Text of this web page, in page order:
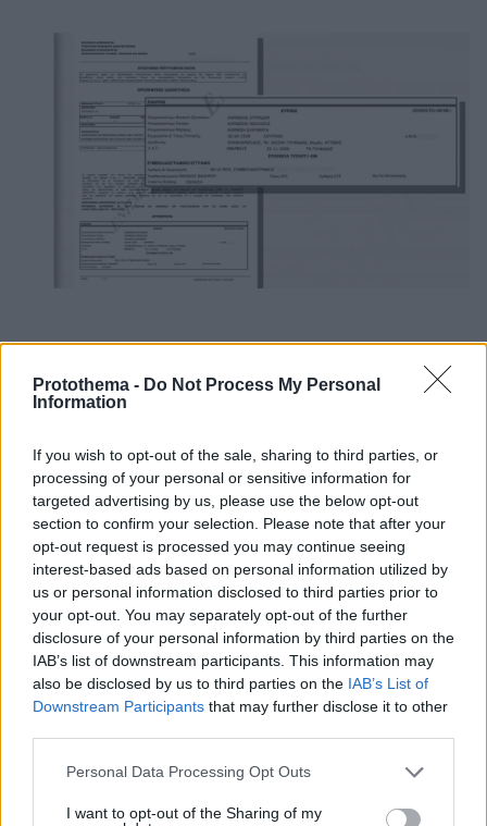
Protothema - Do Not Process My Personal
Information
If you wish to opt-out of the sale, sharing to third parties, or
processing of your personal or sensitive information for
targeted advertising by us, please use the below opt-out
section to confirm your selection. Please note that after your
opt-out request is processed you may continue seeing
interest-based ads based on personal information utilized by
us or personal information disclosed to third parties prior to
your opt-out. You may separately opt-out of the further
disclosure of your personal information by third parties on the
IAB’s list of downstream participants. This information may
also be disclosed by us to third parties on the IAB’s List of
Downstream Participants that may further disclose it to other
Please note that this website/app uses one or more Google
not limited to your visit or usage behaviour. You may click to
Personal Data Processing Opt Outs
I want to opt-out of the Sharing of my
ΗΕΛ.ΑΣαναμένει στοιχεία από την άρση
απορρήτου, που θα δείξουν με ποιους μίλησε ο
συζήτησε.
Όσον αφορά στην κοντόκαννη καραμπίνα που
χρησιμοποίησε και το πιστόλι, εκτιμάται ότι
ήταν αρκετά παλιά και θεωρούν ότι υπήρχαν
στο σπίτι που ήταν επιστάτης στους Πεταλιούς,
για λόγους ασφαλείας, αλλά ήταν αδήλωτα.
cz41cw72cjy1)